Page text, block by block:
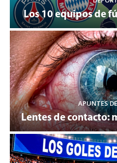
Los 10 equipos de
APUNTES
Lentes de contacto: